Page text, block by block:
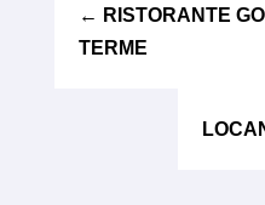
← RISTORANTE
TERME